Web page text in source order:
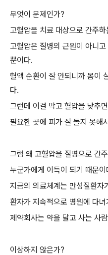
무엇이 문제인가?
고혈압을 치료 대상으로 간주
고혈압은 질병의 근원이 아니
뿐이다.
혈액 순환이 잘 안되니까 몸이
다.
그런데 이걸 막고 혈압을 낮추
필요한 곳에 피가 잘 돌지 못해
그럼 왜 고혈압을 질병으로 간
누군가에게 이득이 되기 때문이
지금의 의료체계는 만성질환자
환자가 지속적으로 병원에 다
제약회사는 약을 달고 사는 사
이상하지 않은가?